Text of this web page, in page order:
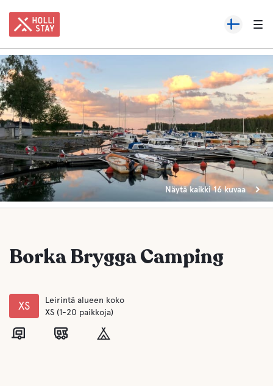
Näytä kaikki 16 kuvaa
Borka Brygga Camping
XS
Leirintä alueen koko
XS (1-20 paikkoja)